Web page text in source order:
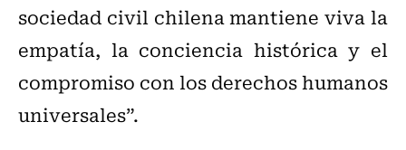
sociedad civil chilena mantiene viva la
empatía, la conciencia histórica y el
compromiso con los derechos humanos
universales”.